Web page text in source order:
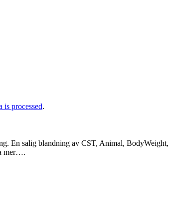
is processed.
En salig blandning av CST, Animal,
mer….